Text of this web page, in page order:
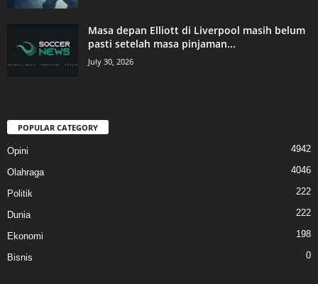
Masa depan Elliott di Liverpool masih belum
pasti setelah masa pinjaman...
July 30, 2026
POPULAR CATEGORY
Opini 4942
Olahraga 4046
Politik 222
Dunia 222
Ekonomi 198
Bisnis 0